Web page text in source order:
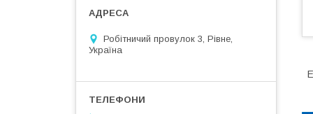
Робітничий провулок 3, Рівне,
Україна